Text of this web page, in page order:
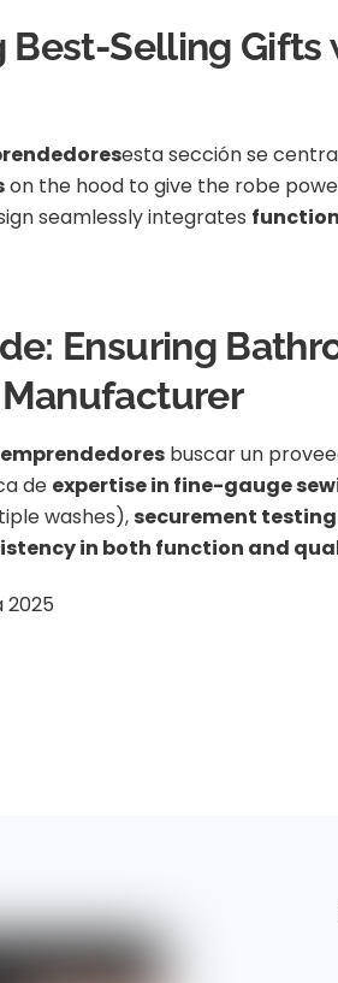
Best-Selling
esta sección se
on the hood to give the robe
seamlessly integrates
Ensuring
buscar un
de expertise in fine-gauge
washes), securement
in both function and